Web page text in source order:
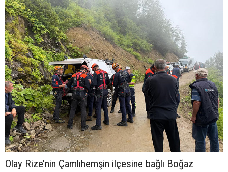
Olay Rize’nin Çamlıhemşin ilçesine bağlı Boğaz